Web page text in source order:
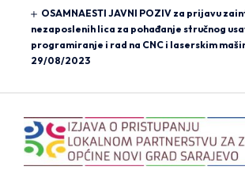
OSAMNAESTI JAVNI POZIV za prijavu
nezaposlenih lica za pohađanje stručnog
programiranje i rad na CNC i laserskim
29/08/2023